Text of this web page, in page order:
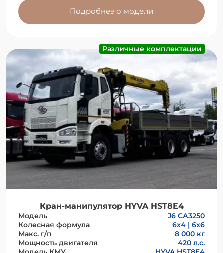
Подробнее о модели
Различные комплектации
Кран-манипулятор HYVA HST8E4
Модель
J6 СА3250
Колесная формула
6х4 | 6x6
Макс. г/п
8 000 кг
Мощность двигателя
420 л.с.